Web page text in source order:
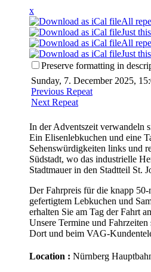
x
All
Just
All
Just
Preserve formatting in
Sunday, 7. December 2025,
Previous Repeat
Next Repeat
In der Adventszeit verwandeln
Ein Elisenlebkuchen und eine
Sehenswürdigkeiten links und
Südstadt, wo das industrielle
Stadtmauer in den Stadtteil St.
Der Fahrpreis für die knapp
gefertigtem Lebkuchen und
erhalten Sie am Tag der Fahrt
Unsere Termine und
Dort und beim VAG-
Location : Nürnberg